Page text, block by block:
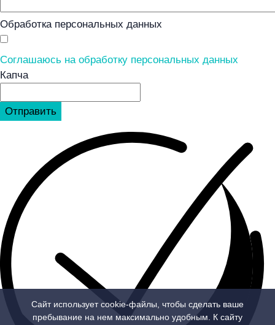
Обработка персональных данных
Соглашаюсь на обработку персональных данных
Капча
Отправить
Сайт использует cookie-файлы, чтобы сделать ваше
пребывание на нем максимально удобным. К cайту